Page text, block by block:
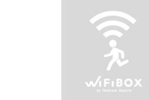
Help Center(FAQ)(English)